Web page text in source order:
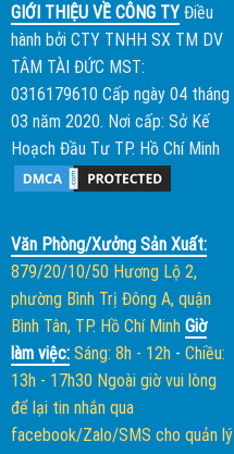
GIỚI THIỆU VỀ CÔNG TYĐiều
hành bởi CTY TNHH SX TM DV
TÂM TÀI ĐỨC MST:
0316179610 Cấp ngày 04 tháng
03 năm 2020. Nơi cấp: Sở Kế
Hoạch Đầu Tư TP. Hồ Chí Minh
Văn Phòng/Xưởng Sản Xuất:
879/20/10/50 Hương Lộ 2,
phường Bình Trị Đông A, quận
Bình Tân, TP. Hồ Chí Minh Giờ
làm việc: Sáng: 8h - 12h- Chiều:
13h - 17h30 Ngoài giờ vui lòng
để lại tin nhắn qua
facebook/Zalo/SMS cho quản lý